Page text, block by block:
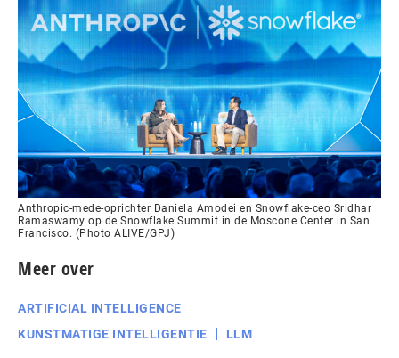
Anthropic-mede-oprichter Daniela Amodei en Snowflake-ceo Sridhar
Ramaswamy op de Snowflake Summit in de Moscone Center in San
Francisco. (Photo ALIVE/GPJ)
Meer over
ARTIFICIAL INTELLIGENCE
KUNSTMATIGE INTELLIGENTIE
LLM